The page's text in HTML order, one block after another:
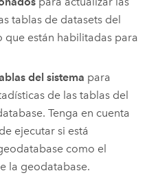
tablas de datasets del
que están habilitadas para
del sistema para
de las tablas del
Tenga en cuenta
ejecutar si está
como el
la geodatabase.